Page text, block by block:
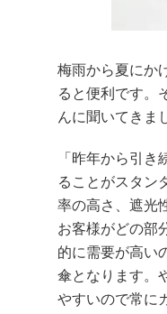
梅雨から夏にか
ると便利です。
んに聞いてきま
「昨年から引
ることがスタン
率の高さ、遮光
お客様がどの部
的に需要が高い
傘となります。
やすいので常に